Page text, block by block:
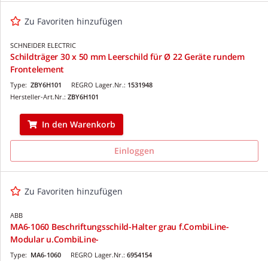
Zu Favoriten hinzufügen
SCHNEIDER ELECTRIC
Schildträger 30 x 50 mm Leerschild für Ø 22 Geräte rundem
Frontelement
REGRO Lager.Nr.: 1531948
Type: ZBY6H101
Hersteller-Art.Nr.: ZBY6H101
In den Warenkorb
Einloggen
Zu Favoriten hinzufügen
ABB
MA6-1060 Beschriftungsschild-Halter grau f.CombiLine-
Modular u.CombiLine-
REGRO Lager.Nr.: 6954154
Type: MA6-1060